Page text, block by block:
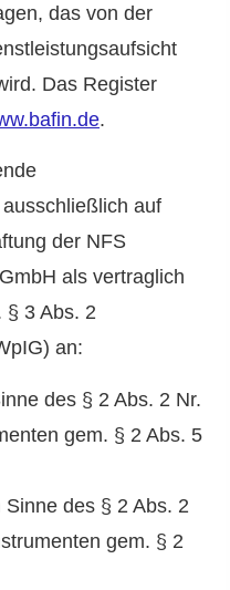
das von der
Das Register
.
auf
der NFS
als vertraglich
§ 3 Abs. 2
an:
des § 2 Abs. 2 Nr.
gem. § 2 Abs. 5
des § 2 Abs. 2
gem. § 2